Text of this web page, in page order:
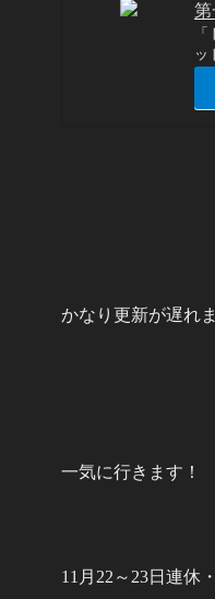
第
ッ
かなり更新が遅れ
一気に行きます！
11月22～23日連休